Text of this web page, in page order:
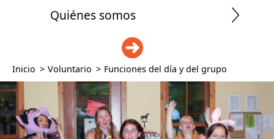
Quiénes somos
Inicio > Voluntario > Funciones del día y del grupo